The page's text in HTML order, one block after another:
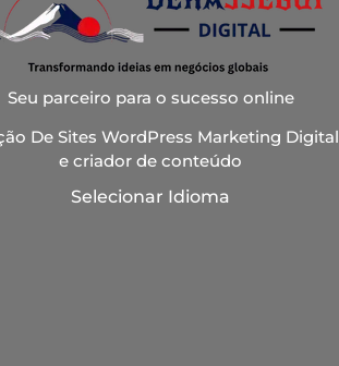
Seu parceiro para o sucesso online
De Sites WordPress Marketing Digital
e criador de conteúdo
Selecionar Idioma